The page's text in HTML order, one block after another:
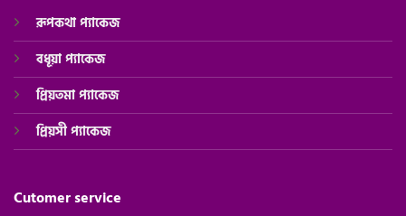
রূপকথা প্যাকেজ
বধূয়া প্যাকেজ
প্রিয়তমা প্যাকেজ
প্রিয়সীপ্যাকেজ
Cutomer service